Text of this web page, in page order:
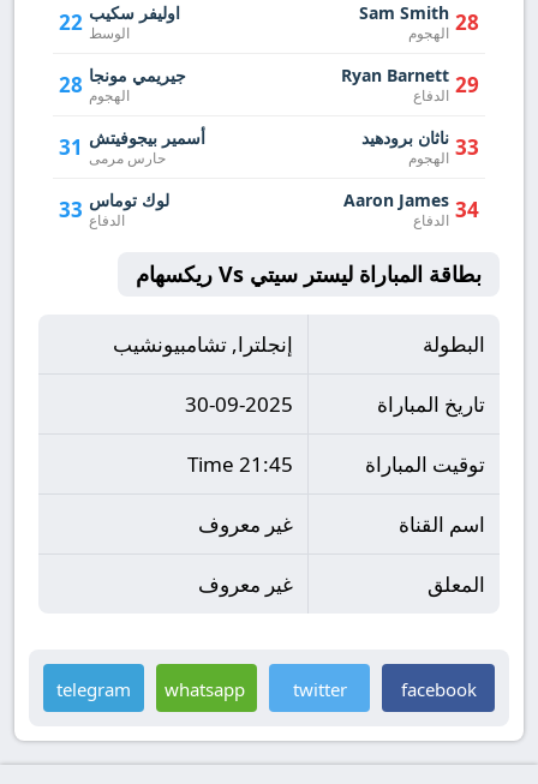
22 اوليفر سكيب
الوسط
28 جيريمي مونجا
الهجوم
31 أسمير بيجوفيتش
حارس مرمى
33 لوك توماس
الدفاع
28
Sam Smith
الهجوم
29
Ryan Barnett
الدفاع
33 ناثان برودهيد
الهجوم
34
Aaron James
الدفاع
بطاقة المباراة ليستر سيتي Vs ريكسهام
البطولة إنجلترا, تشامبيونشيب
تاريخ المباراة 30-09-2025
توقيت المباراة 21:45 Time
اسم القناة غير معروف
المعلق غير معروف
facebook
twitter
whatsapp
telegram